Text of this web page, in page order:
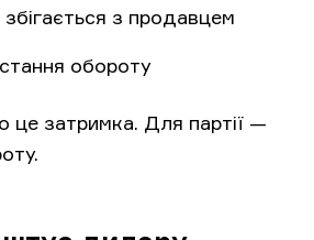
з продавцем
обороту
це затримка. Для партії —